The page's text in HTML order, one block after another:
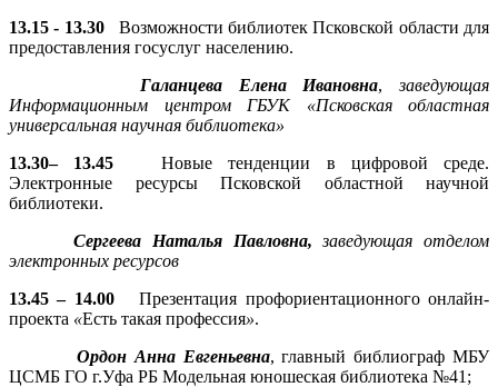
13.15 - 13.30Возможности библиотек Псковской области для
предоставления госуслуг населению.
Галанцева Елена Ивановна,заведующая
Информационным центром ГБУК «Псковская областная
универсальная научная библиотека»
13.30– 13.45 Новые тенденции в цифровой среде.
Электронные ресурсы Псковской областной научной
библиотеки.
Сергеева Наталья Павловна,заведующая отделом
электронных ресурсов
13.45 – 14.00Презентация профориентационного онлайн-
проекта «Есть такая профессия».
Ордон Анна Евгеньевна, главный библиограф МБУ
ЦСМБ ГО г.Уфа РБ Модельная юношеская библиотека №41;